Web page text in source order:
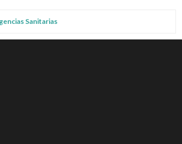
Sanitarias